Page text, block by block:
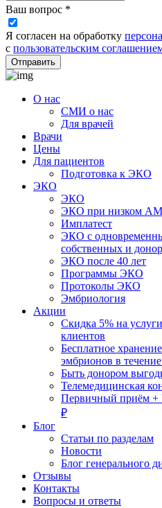
Ваш вопрос *
Я согласен на обработку
с пользовательским
Отправить
О нас
СМИ о нас
Для врачей
Врачи
Цены
Для пациентов
Подготовка к ЭКО
ЭКО
ЭКО
ЭКО при низком
Имплатест
ЭКО с
собственных и
ЭКО после 40 лет
Программы ЭКО
Протоколы ЭКО
Эмбриология
Акции
Скидка 5% на
клиентов
Бесплатное
эмбрионов в
Быть донором
Телемедицинская
Первичный приём
₽
Блог
Статьи по разделам
Новости
Блог генерального
Отзывы
Контакты
Вопросы и ответы